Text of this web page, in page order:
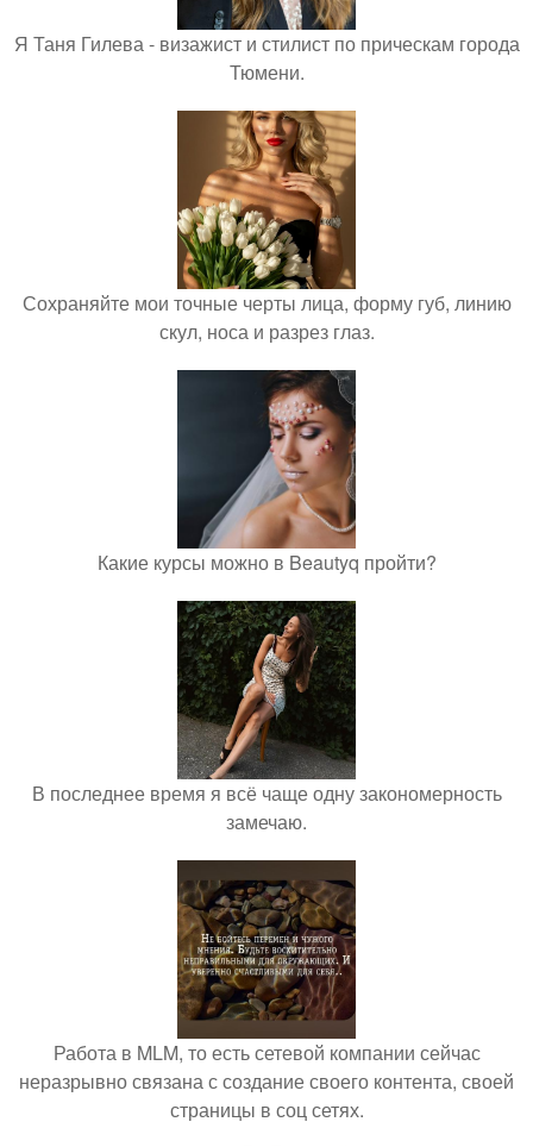
Я Таня Гилева - визажист и стилист по прическам города
Тюмени.
Сохраняйте мои точные черты лица, форму губ, линию
скул, носа и разрез глаз.
Какие курсы можно в Beautyq пройти?
В последнее время я всё чаще одну закономерность
замечаю.
Работа в MLM, то есть сетевой компании сейчас
неразрывно связана с создание своего контента, своей
страницы в соц сетях.